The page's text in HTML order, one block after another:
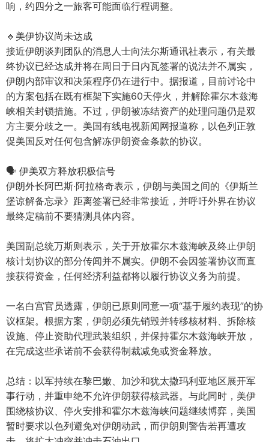
响，约四分之一旅客可能面临行程调整。
🔸美伊协议尚未达成
接近伊朗谈判团队的消息人士向法尔斯通讯社表示，有关最
终协议已经达成并将在周日于日内瓦签署的说法并不属实，
伊朗内部审议和决策程序仍在进行中。据报道，目前讨论中
的方案包括在既有框架下实施60天停火，并解除霍尔木兹海
峡相关封锁措施。不过，伊朗被冻结资产的处理问题仍是双
方主要分歧之一。美国有线电视新闻网报道称，以色列正敦
促美国反对任何包含解冻伊朗资金条款的协议。
🗣️ 伊美双方释放积极信号
伊朗外长阿巴斯·阿拉格奇表示，伊朗与美国之间的《伊斯兰
堡谅解备忘录》距离签署已经非常接近，并呼吁外界在协议
最终定稿前不要猜测具体内容。
美国副总统万斯则表示，关于开放霍尔木兹海峡及终止伊朗
核计划协议的部分传闻并不属实。伊朗不会因签署协议而直
接获得资金，任何经济利益都将以履行协议义务为前提。
一名白宫官员透露，伊朗已原则同意一项“基于履约表现”的协
议框架。根据方案，伊朗必须先销毁并转移核材料、拆除核
设施、停止资助代理武装组织，并保持霍尔木兹海峡开放，
在完成这些承诺前不会获得制裁减免或资金释放。
总结：以军持续在黎巴嫩、加沙和犹太撒玛利亚地区展开军
事行动，并重申绝不允许伊朗获得核武器。与此同时，美伊
围绕核协议、停火安排和霍尔木兹海峡问题继续博弈，美国
暂时要求以色列避免对伊朗动武，而伊朗则警告若再遭攻